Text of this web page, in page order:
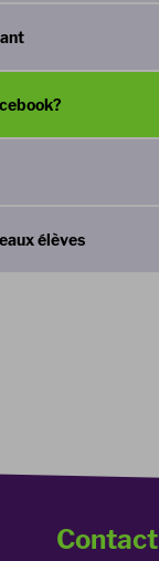
élèves
Contact